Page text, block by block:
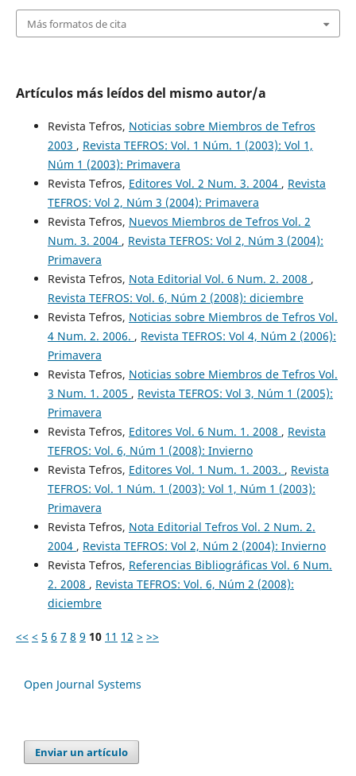
Más formatos de cita
Artículos más leídos del mismo autor/a
Revista Tefros, Noticias sobre Miembros de Tefros
2003 , Revista TEFROS: Vol. 1 Núm. 1 (2003): Vol 1,
Núm 1 (2003): Primavera
Revista Tefros, Editores Vol. 2 Num. 3. 2004 , Revista
TEFROS: Vol 2, Núm 3 (2004): Primavera
Revista Tefros, Nuevos Miembros de Tefros Vol. 2
Num. 3. 2004 , Revista TEFROS: Vol 2, Núm 3 (2004):
Primavera
Revista Tefros, Nota Editorial Vol. 6 Num. 2. 2008 ,
Revista TEFROS: Vol. 6, Núm 2 (2008): diciembre
Revista Tefros, Noticias sobre Miembros de Tefros Vol.
4 Num. 2. 2006. , Revista TEFROS: Vol 4, Núm 2 (2006):
Primavera
Revista Tefros, Noticias sobre Miembros de Tefros Vol.
3 Num. 1. 2005 , Revista TEFROS: Vol 3, Núm 1 (2005):
Primavera
Revista Tefros, Editores Vol. 6 Num. 1. 2008 , Revista
TEFROS: Vol. 6, Núm 1 (2008): Invierno
Revista Tefros, Editores Vol. 1 Num. 1. 2003. , Revista
TEFROS: Vol. 1 Núm. 1 (2003): Vol 1, Núm 1 (2003):
Primavera
Revista Tefros, Nota Editorial Tefros Vol. 2 Num. 2.
2004 , Revista TEFROS: Vol 2, Núm 2 (2004): Invierno
Revista Tefros, Referencias Bibliográficas Vol. 6 Num.
2. 2008 , Revista TEFROS: Vol. 6, Núm 2 (2008):
diciembre
<< < 5 6 7 8 9 10 11 12 > >>
Open Journal Systems
Enviar un artículo